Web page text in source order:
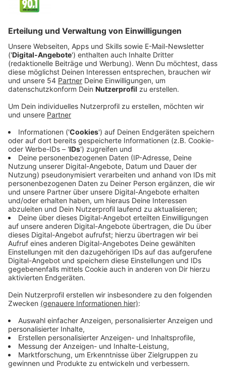
Abschmücken
Anzeige
Der Weihnachtsbaum sollte komplett abgeschmückt
Lametta enthält manchmal Blei und ist daher
Kompostieren werden giftige Stoffe freigesetzt.
Auch die Lametta-Variante ausmetallisiertem
Kunststoff ist eine erhebliche Umweltbelastung. Auch
Kunstschnee und Glitzerspray sind Umweltsünder. Sie
beinhalten Lösungsmittel und Treibgase.
Anzeige
Wohin mit dem Baum
Anzeige
Als aller erstes: Den Baum nicht einfach in den Wald
schmeißen. Die Bäume verrotten nur langsam.
Außerdem handelt es sich um eine Ordnungswidrigkeit,
die mit einem Bußgeld geahndet werden kann. In den
meisten Kommunen gibt es Sammelstellen oder
Abholtermine. Alternativ werden die Bäume von
einigen Wertstoffhöfen oder Kompostwerken